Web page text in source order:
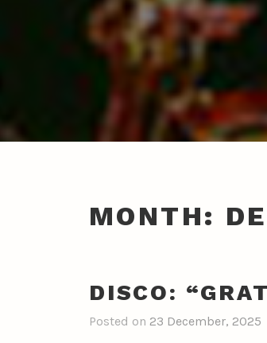
MONTH:
DISCO:
Posted on 23 December, 2025